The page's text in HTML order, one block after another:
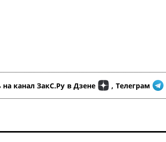
канал ЗакС.Ру в Дзене , Телеграм